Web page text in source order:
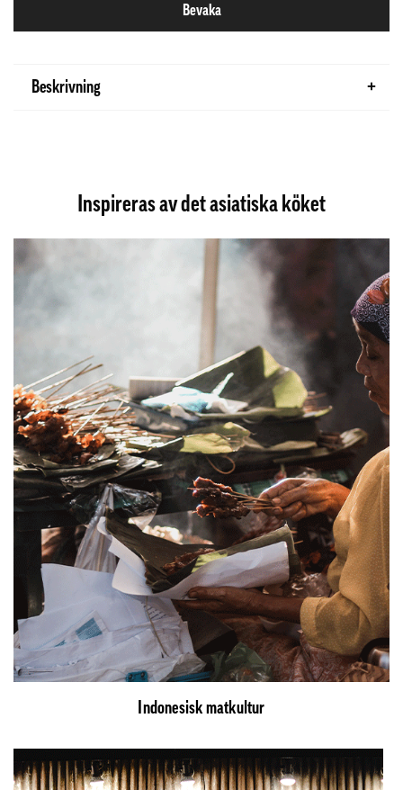
Bevaka
Beskrivning
Inspireras av det asiatiska köket
Indonesisk matkultur